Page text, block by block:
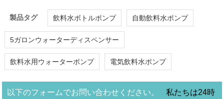
製品タグ 飲料水ボトルポンプ 自動飲料水ポンプ
5ガロンウォーターディスペンサー
飲料水用ウォーターポンプ 電気飲料水ポンプ
以下のフォームでお問い合わせください。
私たちは24時